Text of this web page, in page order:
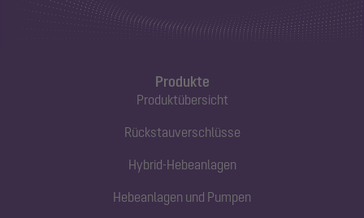
Produkte
Produktübersicht
Rückstauverschlüsse
Hybrid-Hebeanlagen
Hebeanlagen und Pumpen